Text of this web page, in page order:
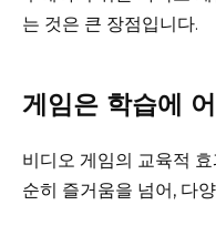
는 것은 큰 장점입니다.
게임은 학습에
비디오 게임의 교육적
순히 즐거움을 넘어, 다